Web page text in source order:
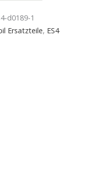
d0189-1
Ersatzteile, ES4